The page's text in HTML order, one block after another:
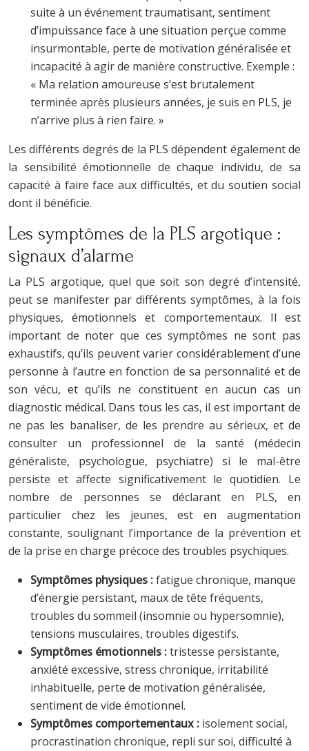
suite à un événement traumatisant, sentiment
d’impuissance face à une situation perçue comme
insurmontable, perte de motivation généralisée et
incapacité à agir de manière constructive. Exemple :
« Ma relation amoureuse s’est brutalement
terminée après plusieurs années, je suis en PLS, je
n’arrive plus à rien faire. »
Les différents degrés de la PLS dépendent également de
la sensibilité émotionnelle de chaque individu, de sa
capacité à faire face aux difficultés, et du soutien social
dont il bénéficie.
Les symptômes de la PLS argotique :
signaux d’alarme
La PLS argotique, quel que soit son degré d’intensité,
peut se manifester par différents symptômes, à la fois
physiques, émotionnels et comportementaux. Il est
important de noter que ces symptômes ne sont pas
exhaustifs, qu’ils peuvent varier considérablement d’une
personne à l’autre en fonction de sa personnalité et de
son vécu, et qu’ils ne constituent en aucun cas un
diagnostic médical. Dans tous les cas, il est important de
ne pas les banaliser, de les prendre au sérieux, et de
consulter un professionnel de la santé (médecin
généraliste, psychologue, psychiatre) si le mal-être
persiste et affecte significativement le quotidien. Le
nombre de personnes se déclarant en PLS, en
particulier chez les jeunes, est en augmentation
constante, soulignant l’importance de la prévention et
de la prise en charge précoce des troubles psychiques.
Symptômes physiques :fatigue chronique, manque
d’énergie persistant, maux de tête fréquents,
troubles du sommeil (insomnie ou hypersomnie),
tensions musculaires, troubles digestifs.
Symptômes émotionnels :tristesse persistante,
anxiété excessive, stress chronique, irritabilité
inhabituelle, perte de motivation généralisée,
sentiment de vide émotionnel.
Symptômes comportementaux : isolement social,
procrastination chronique, repli sur soi, difficulté à